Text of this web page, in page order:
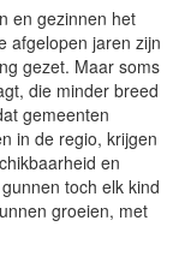
en gezinnen het
afgelopen jaren zijn
gezet. Maar soms
die minder breed
gemeenten
in de regio, krijgen
en
toch elk kind
groeien, met